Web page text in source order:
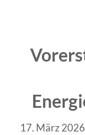
17. März 2026